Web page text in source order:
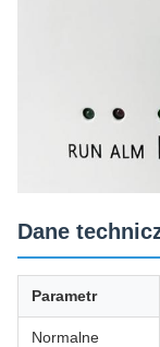
Dane
Parametr
Normalne